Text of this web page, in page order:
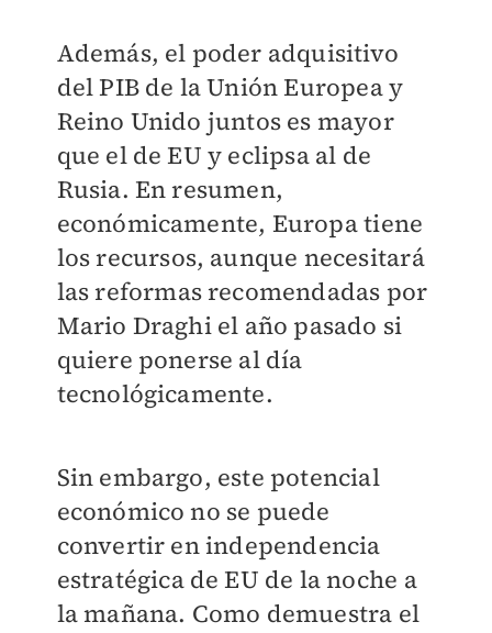
Además, el poder adquisitivo
del PIB de la Unión Europea y
Reino Unido juntos es mayor
que el de EU y eclipsa al de
Rusia. En resumen,
económicamente, Europa tiene
los recursos, aunque necesitará
las reformas recomendadas por
Mario Draghi el año pasado si
quiere ponerse al día
tecnológicamente.
Sin embargo, este potencial
económico no se puede
convertir en independencia
estratégica de EU de la noche a
la mañana. Como demuestra el